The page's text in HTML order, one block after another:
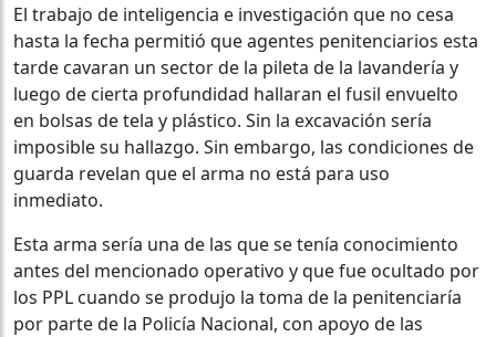
El trabajo de inteligencia e investigación que no cesa
hasta la fecha permitió que agentes penitenciarios esta
tarde cavaran un sector de la pileta de la lavandería y
luego de cierta profundidad hallaran el fusil envuelto
en bolsas de tela y plástico. Sin la excavación sería
imposible su hallazgo. Sin embargo, las condiciones de
guarda revelan que el arma no está para uso
inmediato.
Esta arma sería una de las que se tenía conocimiento
antes del mencionado operativo y que fue ocultado por
los PPL cuando se produjo la toma de la penitenciaría
por parte de la Policía Nacional, con apoyo de las